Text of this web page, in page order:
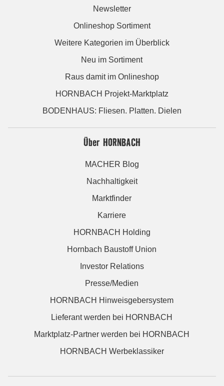
Newsletter
Onlineshop Sortiment
Weitere Kategorien im Überblick
Neu im Sortiment
Raus damit im Onlineshop
HORNBACH Projekt-Marktplatz
BODENHAUS: Fliesen. Platten. Dielen
Über HORNBACH
MACHER Blog
Nachhaltigkeit
Marktfinder
Karriere
HORNBACH Holding
Hornbach Baustoff Union
Investor Relations
Presse/Medien
HORNBACH Hinweisgebersystem
Lieferant werden bei HORNBACH
Marktplatz-Partner werden bei HORNBACH
HORNBACH Werbeklassiker